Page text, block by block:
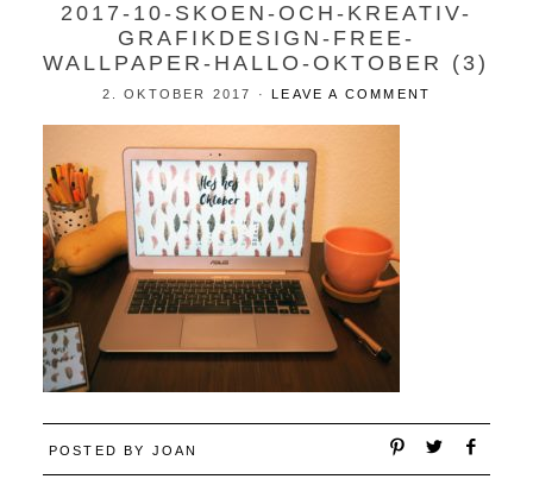
2017-10-SKOEN-OCH-KREATIV-
GRAFIKDESIGN-FREE-
WALLPAPER-HALLO-OKTOBER (3)
2. OKTOBER 2017 ·LEAVE A COMMENT
POSTED BY JOAN